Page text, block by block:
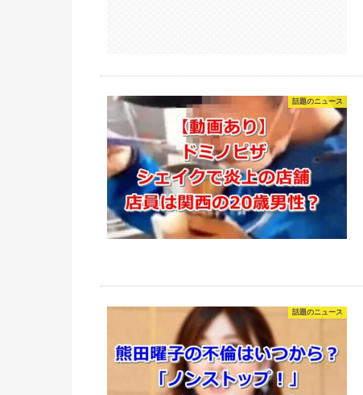
話題のニュース
話題のニュース